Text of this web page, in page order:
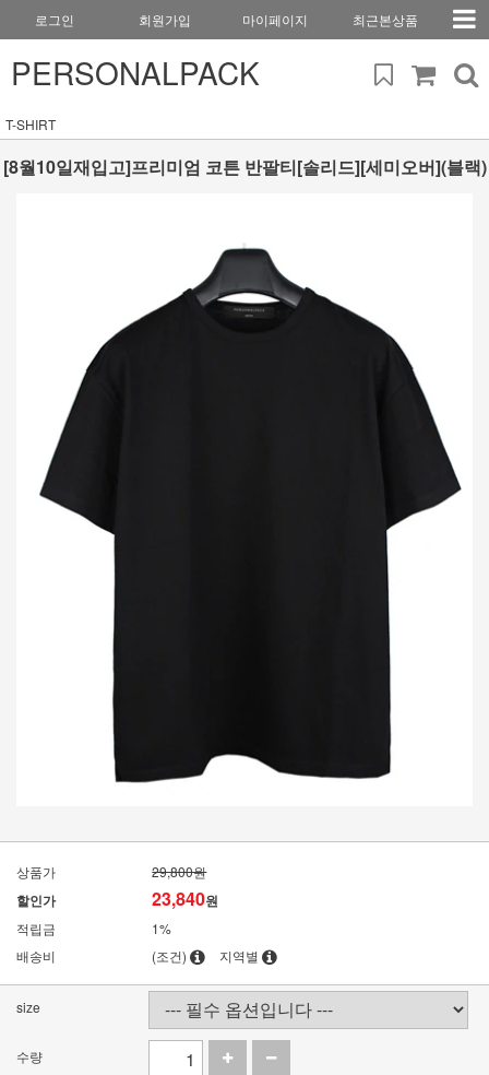
로그인 회원가입 마이페이지 최근본상품
PERSONALPACK
T-SHIRT
[8월10일재입고]프리미엄 코튼 반팔티[솔리드][세미오버](블랙)
상품가 29,800원
할인가 23,840원
적립금
1%
배송비
(조건) 지역별
size
수량